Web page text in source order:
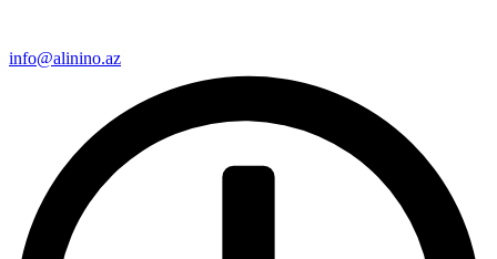
info@alinino.az